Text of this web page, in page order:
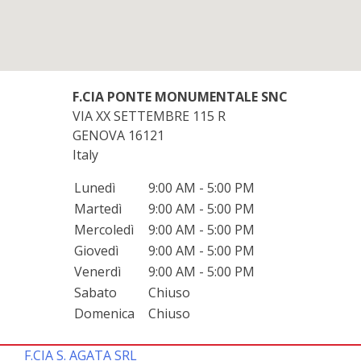
F.CIA PONTE MONUMENTALE SNC
VIA XX SETTEMBRE 115 R
GENOVA 16121
Italy
Lunedì
9:00 AM - 5:00 PM
Martedì
9:00 AM - 5:00 PM
Mercoledì
9:00 AM - 5:00 PM
Giovedì
9:00 AM - 5:00 PM
Venerdì
9:00 AM - 5:00 PM
Sabato
Chiuso
Domenica
Chiuso
F.CIA S. AGATA SRL